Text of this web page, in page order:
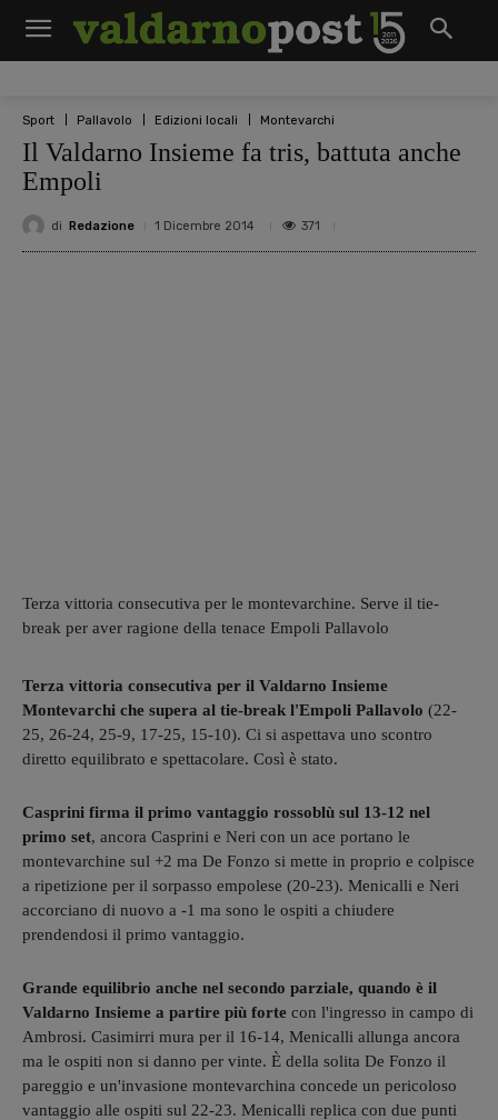
Sport Pallavolo Edizioni locali Montevarchi
Il Valdarno Insieme fa tris, battuta anche
Empoli
di Redazione 1 Dicembre 2014 371
Terza vittoria consecutiva per le montevarchine. Serve il tie-
break per aver ragione della tenace Empoli Pallavolo
Terza vittoria consecutiva per il Valdarno Insieme
Montevarchi che supera al tie-break l'Empoli Pallavolo (22-
25, 26-24, 25-9, 17-25, 15-10). Ci si aspettava uno scontro
diretto equilibrato e spettacolare. Così è stato.
Casprini firma il primo vantaggio rossoblù sul 13-12 nel
primo set, ancora Casprini e Neri con un ace portano le
montevarchine sul +2 ma De Fonzo si mette in proprio e colpisce
a ripetizione per il sorpasso empolese (20-23). Menicalli e Neri
accorciano di nuovo a -1 ma sono le ospiti a chiudere
prendendosi il primo vantaggio.
Grande equilibrio anche nel secondo parziale, quando è il
Valdarno Insieme a partire più forte con l'ingresso in campo di
Ambrosi. Casimirri mura per il 16-14, Menicalli allunga ancora
ma le ospiti non si danno per vinte. È della solita De Fonzo il
pareggio e un'invasione montevarchina concede un pericoloso
vantaggio alle ospiti sul 22-23. Menicalli replica con due punti